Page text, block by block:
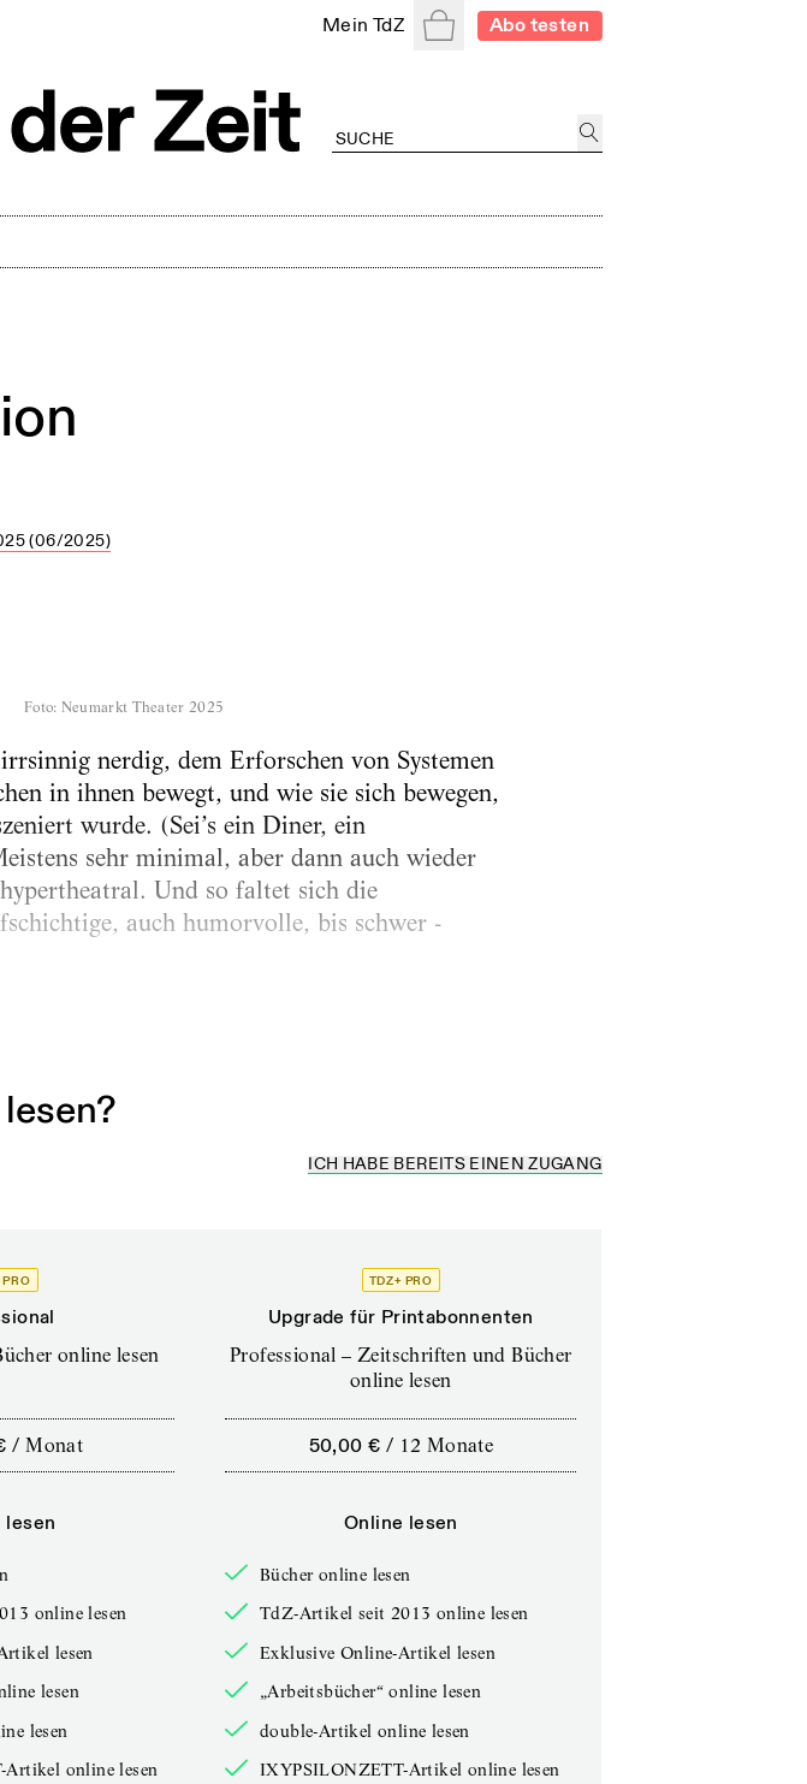
Mein TdZ WarenkorbAbo testen
(06/2025)
Foto: Neumarkt Theater 2025
nerdig, dem Erforschen von Systemen
in ihnen bewegt, und wie sie sich bewegen,
wurde. (Sei’s ein Diner, ein
sehr minimal, aber dann auch wieder
Und so faltet sich die
auch humorvolle, bis schwer
ICH HABE BEREITS EINEN ZUGANG
PRO
online lesen
/Monat
lesen
online lesen
lesen
lesen
lesen
online lesen
TDZ+ PRO
Upgrade für Printabonnenten
Professional – Zeitschriften und Bücher
online lesen
50,00 € / 12 Monate
Online lesen
Bücher online lesen
TdZ-Artikel seit 2013 online lesen
Exklusive Online-Artikel lesen
„Arbeitsbücher“ online lesen
double-Artikel online lesen
IXYPSILONZETT-Artikel online lesen